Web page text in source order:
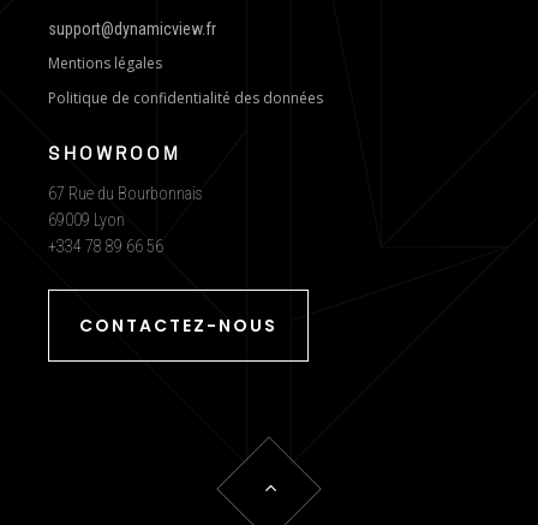
support@dynamicview.fr
Mentions légales
Politique de confidentialité des données
SHOWROOM
67 Rue du Bourbonnais
69009 Lyon
+334 78 89 66 56
CONTACTEZ-NOUS